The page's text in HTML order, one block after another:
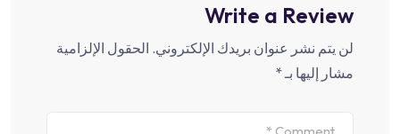
Write a Review
لن يتم نشر عنوان بريدك الإلكتروني. الحقول الإلزامية
مشار إليها بـ*